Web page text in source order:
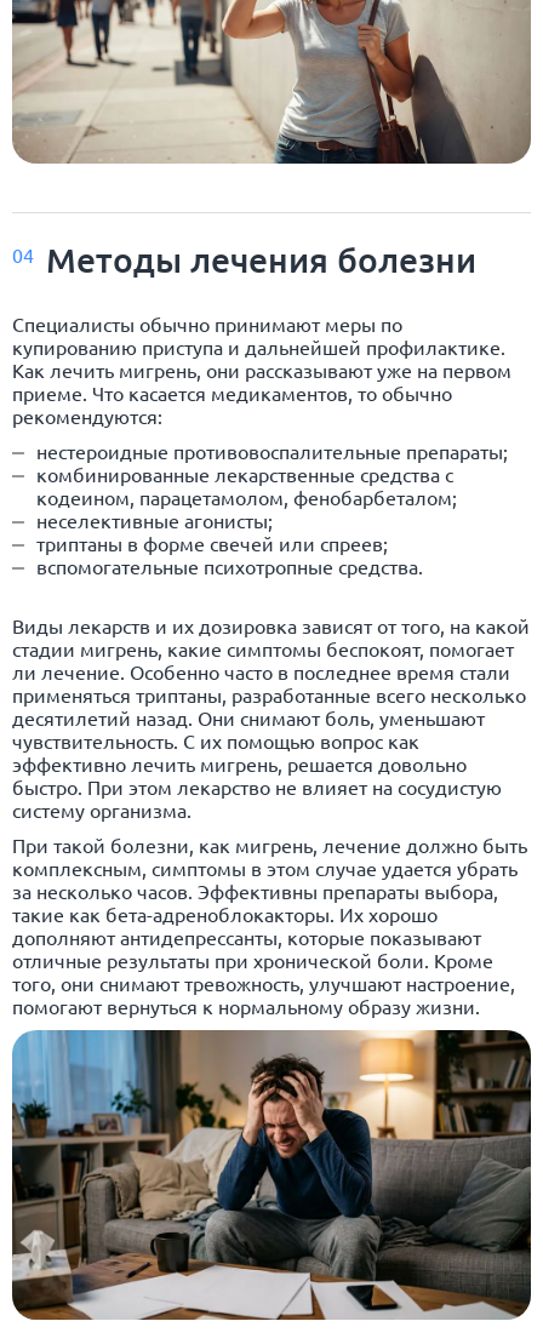
04 Методы лечения болезни
Специалисты обычно принимают меры по
купированию приступа и дальнейшей профилактике.
Как лечить мигрень, они рассказывают уже на первом
приеме. Что касается медикаментов, то обычно
рекомендуются:
нестероидные противовоспалительные препараты;
комбинированные лекарственные средства с
кодеином, парацетамолом, фенобарбеталом;
неселективные агонисты;
триптаны в форме свечей или спреев;
вспомогательные психотропные средства.
Виды лекарств и их дозировка зависят от того, на какой
стадии мигрень, какие симптомы беспокоят, помогает
ли лечение. Особенно часто в последнее время стали
применяться триптаны, разработанные всего несколько
десятилетий назад. Они снимают боль, уменьшают
чувствительность. С их помощью вопрос как
эффективно лечить мигрень, решается довольно
быстро. При этом лекарство не влияет на сосудистую
систему организма.
При такой болезни, как мигрень, лечение должно быть
комплексным, симптомы в этом случае удается убрать
за несколько часов. Эффективны препараты выбора,
такие как бета-адреноблокакторы. Их хорошо
дополняют антидепрессанты, которые показывают
отличные результаты при хронической боли. Кроме
того, они снимают тревожность, улучшают настроение,
помогают вернуться к нормальному образу жизни.